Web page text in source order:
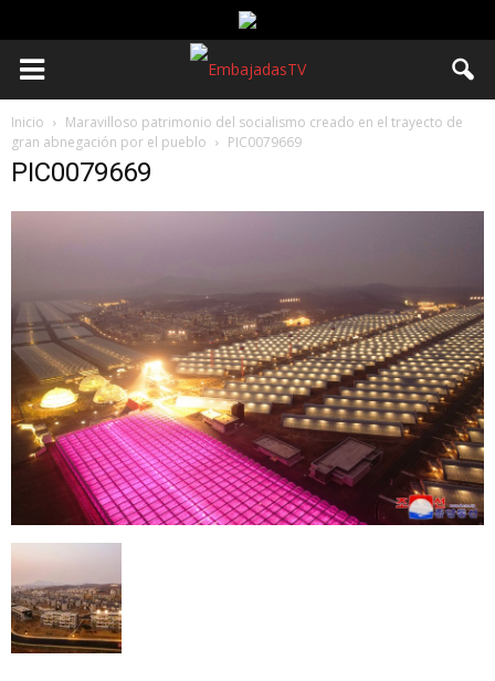
Inicio
Maravilloso patrimonio del socialismo creado en el trayecto de
gran abnegación por el pueblo
PIC0079669
PIC0079669